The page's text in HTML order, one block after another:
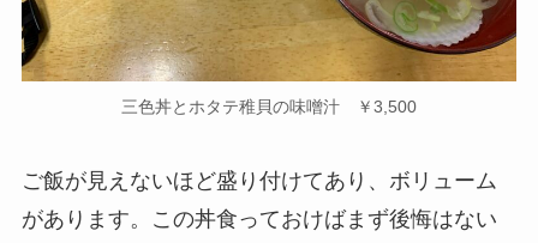
三色丼とホタテ稚貝の味噌汁 ￥3,500
ご飯が見えないほど盛り付けてあり、ボリューム
があります。この丼食っておけばまず後悔はない